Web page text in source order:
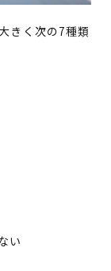
きく次の7種類
い